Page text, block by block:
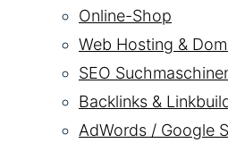
Online-Shop
Web Hosting &
SEO
Backlinks &
AdWords / Google